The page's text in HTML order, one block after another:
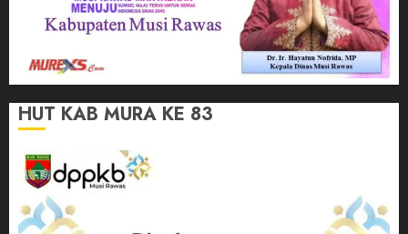
HUT KAB MURA KE 83